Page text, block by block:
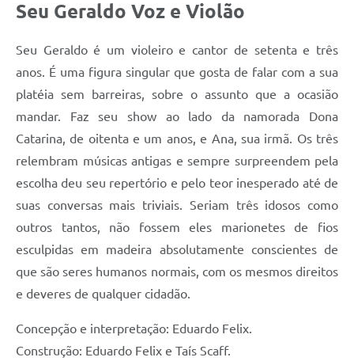
Seu Geraldo Voz e Violão
Seu Geraldo é um violeiro e cantor de setenta e três
anos. É uma figura singular que gosta de falar com a sua
platéia sem barreiras, sobre o assunto que a ocasião
mandar. Faz seu show ao lado da namorada Dona
Catarina, de oitenta e um anos, e Ana, sua irmã. Os três
relembram músicas antigas e sempre surpreendem pela
escolha deu seu repertório e pelo teor inesperado até de
suas conversas mais triviais. Seriam três idosos como
outros tantos, não fossem eles marionetes de fios
esculpidas em madeira absolutamente conscientes de
que são seres humanos normais, com os mesmos direitos
e deveres de qualquer cidadão.
Concepção e interpretação: Eduardo Felix.
Construção: Eduardo Felix e Taís Scaff.